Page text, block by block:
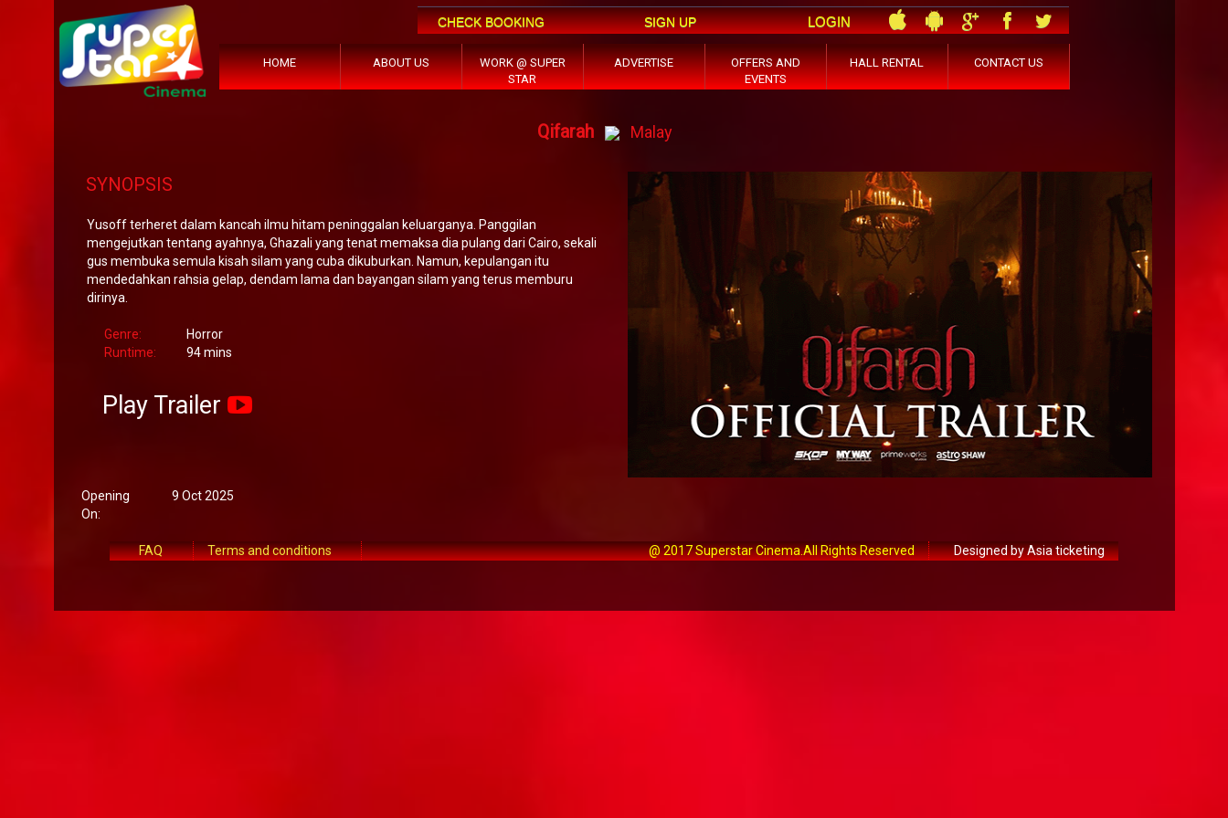
CHECK BOOKING SIGN UP LOGIN
HOME ABOUT US
WORK @ SUPER
STAR
ADVERTISE
OFFERS AND
EVENTS
HALL RENTAL CONTACT US
Qifarah Malay
SYNOPSIS
Yusoff terheret dalam kancah ilmu hitam peninggalan keluarganya. Panggilan
mengejutkan tentang ayahnya, Ghazali yang tenat memaksa dia pulang dari Cairo, sekali
gus membuka semula kisah silam yang cuba dikuburkan. Namun, kepulangan itu
mendedahkan rahsia gelap, dendam lama dan bayangan silam yang terus memburu
dirinya.
Genre:
Horror
Runtime:
94 mins
Play Trailer
Opening
On:
9 Oct 2025
FAQ Terms and conditions @ 2017 Superstar Cinema.All Rights Reserved Designed by Asia ticketing